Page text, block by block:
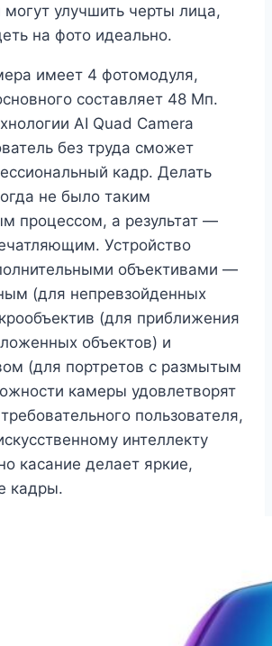
могут улучшить черты лица,
на фото идеально.
имеет 4 фотомодуля,
составляет 48 Мп.
AI Quad Camera
без труда сможет
кадр. Делать
не было таким
процессом, а результат —
Устройство
объективами —
(для непревзойденных
(для приближения
объектов) и
(для портретов с размытым
камеры удовлетворят
пользователя,
интеллекту
касание делает яркие,
кадры.